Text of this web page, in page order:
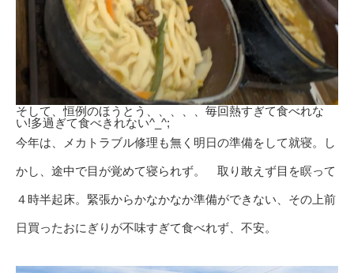
そして、恒例のほうとう、、、、、毎回熱すぎて食べれな
い!多過ぎて食べきれない^_^;
今年は、メカトラブル修理も無く明日の準備をして就寝。し
かし、途中で目が覚めて寝られず。 取り敢えず目を瞑って
４時半起床。緊張からかなかなか準備ができない、その上前
日買ったおにぎりが不味すぎて食べれず、不安。